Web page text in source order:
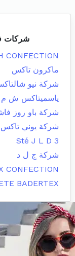
شركات
CONFECTION
ماكرون تاكس
شركة نيو
ياسميتاكس ش
شركة باو روز
شركة يوني تاكس
Sté J L D 3
شركة ج ل د
CONFECTION
BADERTEX